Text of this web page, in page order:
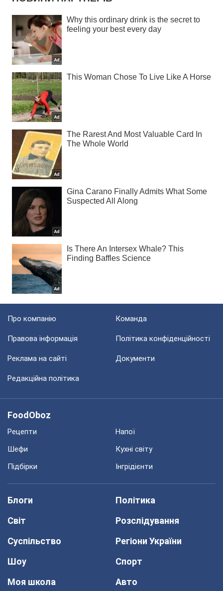
Про компанію Команда
Правова інформація Політика конфіденційності
Реклама на сайті Документи
Редакційна політика
FoodOboz
Рецепти
Напої
Шефи
Кухні світу
Підбірки
Інгрідієнти
Блоги
Політика
Світ
Розслідування
Суспільство
Регіони України
Шоу
Спорт
Моя школа
Авто